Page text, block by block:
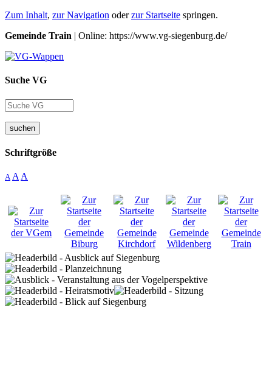
Zum Inhalt, zur Navigation oderzur Startseite springen.
Gemeinde Train | Online: https://www.vg-siegenburg.de/
Suche VG
suchen
Schriftgröße
A A A